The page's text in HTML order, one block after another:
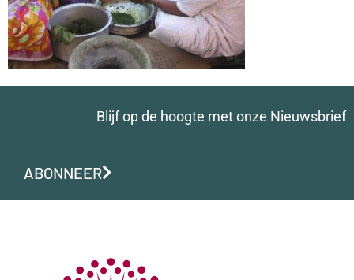
Blijf op de hoogte met onze Nieuwsbrief
ABONNEER